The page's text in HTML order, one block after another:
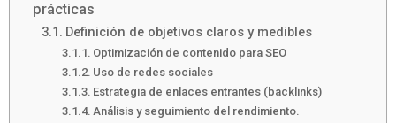
prácticas
Definición de objetivos claros y medibles
Optimización de contenido para SEO
Uso de redes sociales
Estrategia de enlaces entrantes (backlinks)
Análisis y seguimiento del rendimiento.